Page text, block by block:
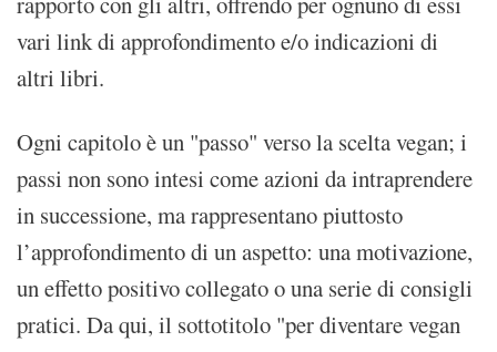
vari link di approfondimento e/o indicazioni di
altri libri.
Ogni capitolo è un "passo" verso la scelta vegan; i
passi non sono intesi come azioni da intraprendere
in successione, ma rappresentano piuttosto
l’approfondimento di un aspetto: una motivazione,
un effetto positivo collegato o una serie di consigli
pratici. Da qui, il sottotitolo "per diventare vegan